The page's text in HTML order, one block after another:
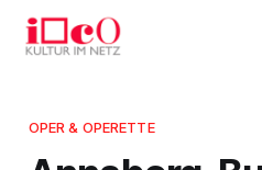
OPER & OPERETTE